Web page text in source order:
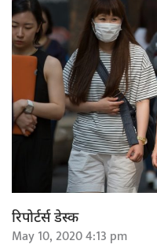
रिपोर्टर्स डेस्क
May 10, 2020 4:13 pm